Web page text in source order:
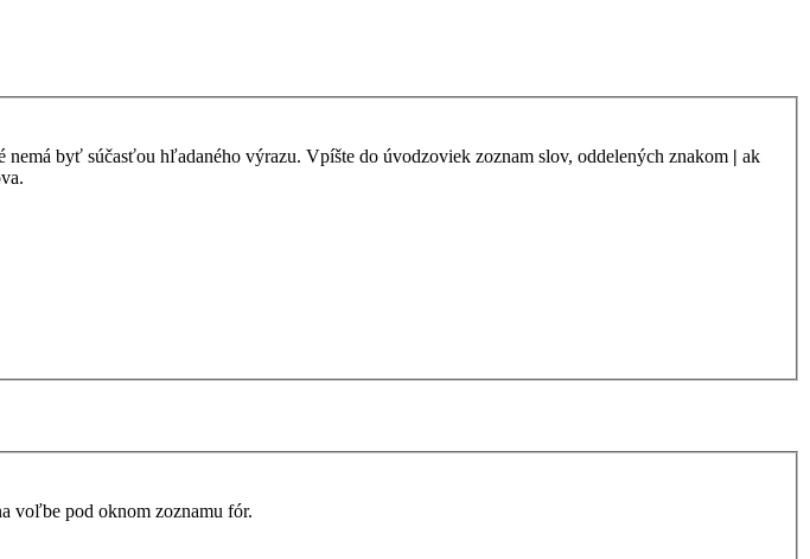
nemá byť súčasťou hľadaného výrazu. Vpíšte do úvodzoviek zoznam slov, oddelených znakom | ak
voľbe pod oknom zoznamu fór.